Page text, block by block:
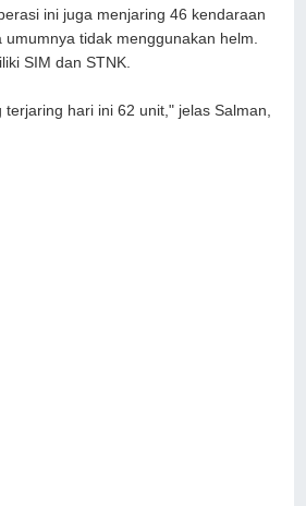
ini juga menjaring 46 kendaraan
tidak menggunakan helm.
SIM dan STNK.
hari ini 62 unit," jelas Salman,